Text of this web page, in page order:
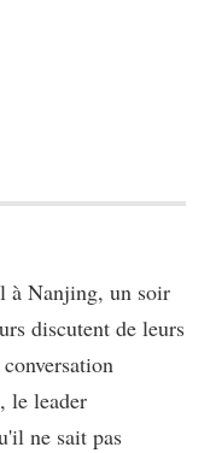
à Nanjing, un soir
discutent de leurs
le leader
ne sait pas